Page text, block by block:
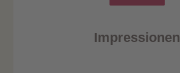
Impressionen